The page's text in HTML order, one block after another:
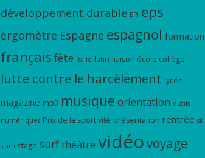
développement durable EPI eps
ergomètre Espagne espagnol formation
français fête Italie latin liaison école collège
lutte contre le harcèlement lycée
magazine mp3 musique orientation outils
numériques Prix de la sportivité présentation rentrée ski
slam stage surfthéâtre vidéovoyage